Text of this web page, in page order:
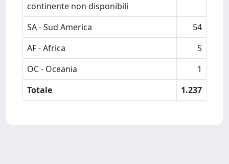
continente non disponibili
SA - Sud America
54
AF - Africa
5
OC - Oceania
1
Totale
1.237